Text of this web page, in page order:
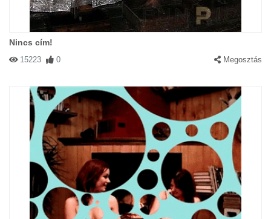
Nincs cím!
15223 0 Megosztás